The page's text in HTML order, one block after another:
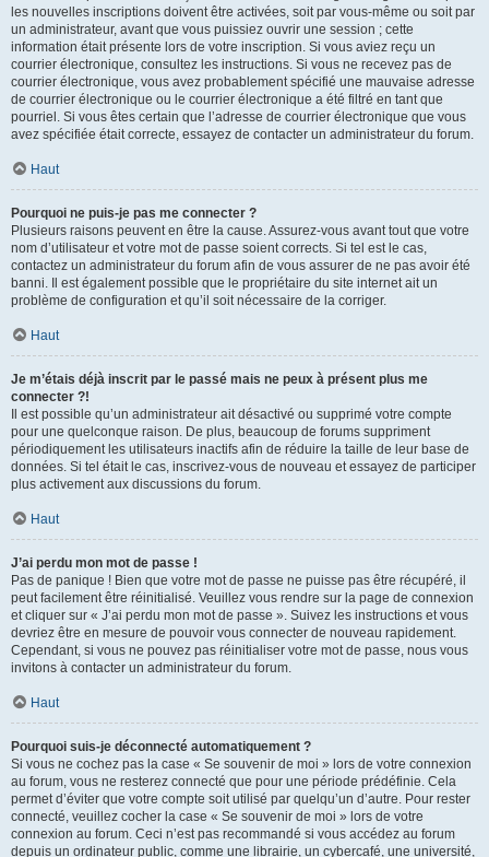
les nouvelles inscriptions doivent être activées, soit par vous-même ou soit par
un administrateur, avant que vous puissiez ouvrir une session ; cette
information était présente lors de votre inscription. Si vous aviez reçu un
courrier électronique, consultez les instructions. Si vous ne recevez pas de
courrier électronique, vous avez probablement spécifié une mauvaise adresse
de courrier électronique ou le courrier électronique a été filtré en tant que
pourriel. Si vous êtes certain que l’adresse de courrier électronique que vous
avez spécifiée était correcte, essayez de contacter un administrateur du forum.
Haut
Pourquoi ne puis-je pas me connecter ?
Plusieurs raisons peuvent en être la cause. Assurez-vous avant tout que votre
nom d’utilisateur et votre mot de passe soient corrects. Si tel est le cas,
contactez un administrateur du forum afin de vous assurer de ne pas avoir été
banni. Il est également possible que le propriétaire du site internet ait un
problème de configuration et qu’il soit nécessaire de la corriger.
Haut
Je m’étais déjà inscrit par le passé mais ne peux à présent plus me
connecter ?!
Il est possible qu’un administrateur ait désactivé ou supprimé votre compte
pour une quelconque raison. De plus, beaucoup de forums suppriment
périodiquement les utilisateurs inactifs afin de réduire la taille de leur base de
données. Si tel était le cas, inscrivez-vous de nouveau et essayez de participer
plus activement aux discussions du forum.
Haut
J’ai perdu mon mot de passe !
Pas de panique ! Bien que votre mot de passe ne puisse pas être récupéré, il
peut facilement être réinitialisé. Veuillez vous rendre sur la page de connexion
et cliquer sur « J’ai perdu mon mot de passe ». Suivez les instructions et vous
devriez être en mesure de pouvoir vous connecter de nouveau rapidement.
Cependant, si vous ne pouvez pas réinitialiser votre mot de passe, nous vous
invitons à contacter un administrateur du forum.
Haut
Pourquoi suis-je déconnecté automatiquement ?
Si vous ne cochez pas la case « Se souvenir de moi » lors de votre connexion
au forum, vous ne resterez connecté que pour une période prédéfinie. Cela
permet d’éviter que votre compte soit utilisé par quelqu’un d’autre. Pour rester
connecté, veuillez cocher la case « Se souvenir de moi » lors de votre
connexion au forum. Ceci n’est pas recommandé si vous accédez au forum
depuis un ordinateur public, comme une librairie, un cybercafé, une université,